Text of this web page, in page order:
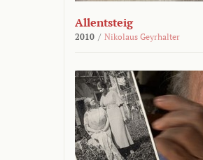
Allentsteig
2010 / Nikolaus Geyrhalter